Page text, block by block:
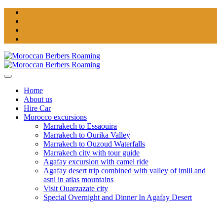
Home
About us
Hire Car
Morocco excursions
Marrakech to Essaouira
Marrakech to Ourika Valley
Marrakech to Ouzoud Waterfalls
Marrakech city with tour guide
Agafay excursion with camel ride
Agafay desert trip combined with valley of imlil and
asni in atlas mountains
Visit Ouarzazate city
Special Overnight and Dinner In Agafay Desert